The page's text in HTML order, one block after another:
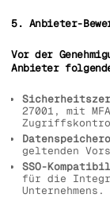
5. Anbieter-
Vor der
Anbieter
27001, mit
geltenden
SSO-
für die
Unternehmens.